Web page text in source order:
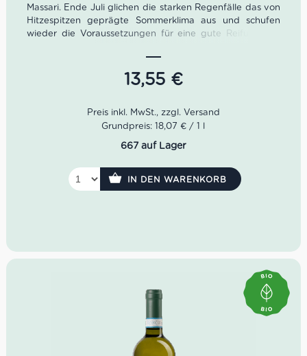
Massari. Ende Juli glichen die starken Regenfälle das von
Hitzespitzen geprägte Sommerklima aus und schufen
wieder die Voraussetzungen für eine gute Reifung der
folgte ein windiges Klima mit ersprießlichen
Temperaturschwankungen, die zu einer Beschleunigung
der Reifung führten. Die Ernte von Sangiovese und
Terroirs des Weinguts haben die Reifezeiten deutlich
diversifiziert, so dass die letzten Cabernet Sauvignon-
13,55 €
Grundpreis: 18,07 € / 1 l
667 auf Lager
IN DEN WARENKORB